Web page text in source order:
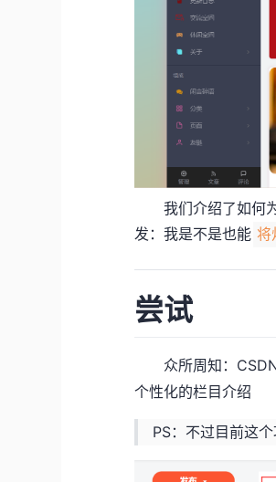
我们介绍了如何为
发：我是不是也能 将
尝试
众所周知：
个性化的栏目介绍
PS：不过目前这